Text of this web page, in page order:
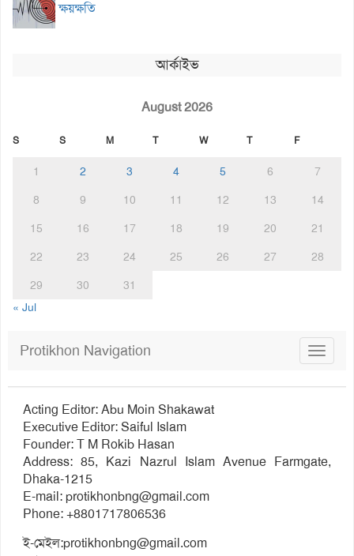
ক্ষয়ক্ষতি
আর্কাইভ
August 2026
S S M T W T F
1 2 3 4 5 6
7
8
9 10 11 12 13
14
15
16 17 18 19 20
21
22
23 24 25 26 27
28
29
30
31
« Jul
Toggle
Protikhon Navigation
Acting Editor: Abu Moin Shakawat
Executive Editor: Saiful Islam
Founder: T M Rokib Hasan
Address: 85, Kazi Nazrul Islam Avenue Farmgate,
Dhaka-1215
E-mail:protikhonbng@gmail.com
Phone: +8801717806536
ই-মেইল:protikhonbng@gmail.com